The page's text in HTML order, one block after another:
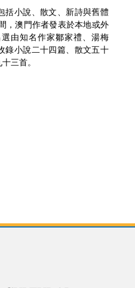
括小說、散文、新詩與舊體
，澳門作者發表於本地或外
由知名作家鄒家禮、湯梅
錄小說二十四篇、散文五十
三首。